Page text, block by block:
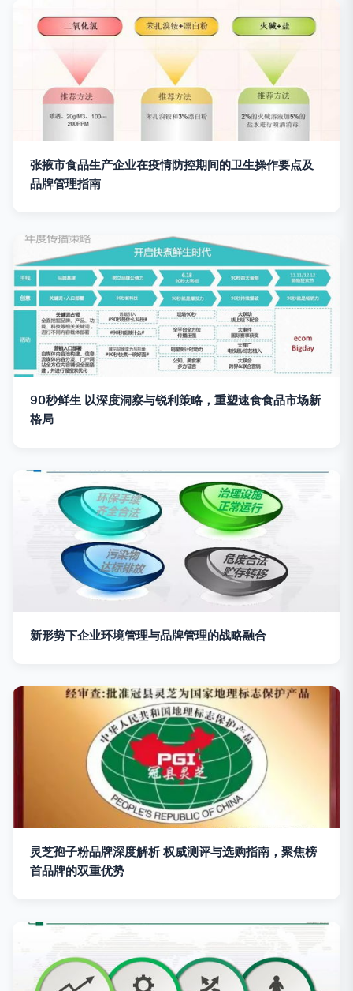
张掖市食品生产企业在疫情防控期间的卫生操作要点及
品牌管理指南
90秒鲜生 以深度洞察与锐利策略，重塑速食食品市场新
格局
新形势下企业环境管理与品牌管理的战略融合
灵芝孢子粉品牌深度解析 权威测评与选购指南，聚焦榜
首品牌的双重优势